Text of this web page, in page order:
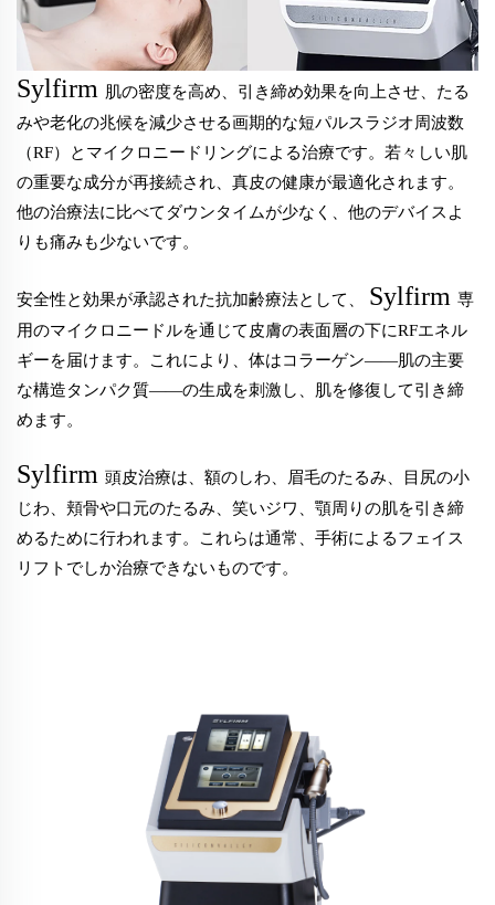
Sylfirm 肌の密度を高め、引き締め効果を向上させ、たる
みや老化の兆候を減少させる画期的な短パルスラジオ周波数
（RF）とマイクロニードリングによる治療です。若々しい肌
の重要な成分が再接続され、真皮の健康が最適化されます。
他の治療法に比べてダウンタイムが少なく、他のデバイスよ
りも痛みも少ないです。
安全性と効果が承認された抗加齢療法として、 Sylfirm 専
用のマイクロニードルを通じて皮膚の表面層の下にRFエネル
ギーを届けます。これにより、体はコラーゲン——肌の主要
な構造タンパク質——の生成を刺激し、肌を修復して引き締
めます。
Sylfirm 頭皮治療は、額のしわ、眉毛のたるみ、目尻の小
じわ、頬骨や口元のたるみ、笑いジワ、顎周りの肌を引き締
めるために行われます。これらは通常、手術によるフェイス
リフトでしか治療できないものです。